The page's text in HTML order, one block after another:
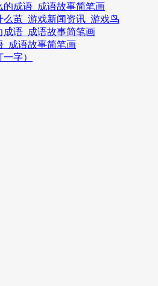
的成语_成语故事简笔画
么茧_游戏新闻资讯_游戏鸟
成语_成语故事简笔画
_成语故事简笔画
字）